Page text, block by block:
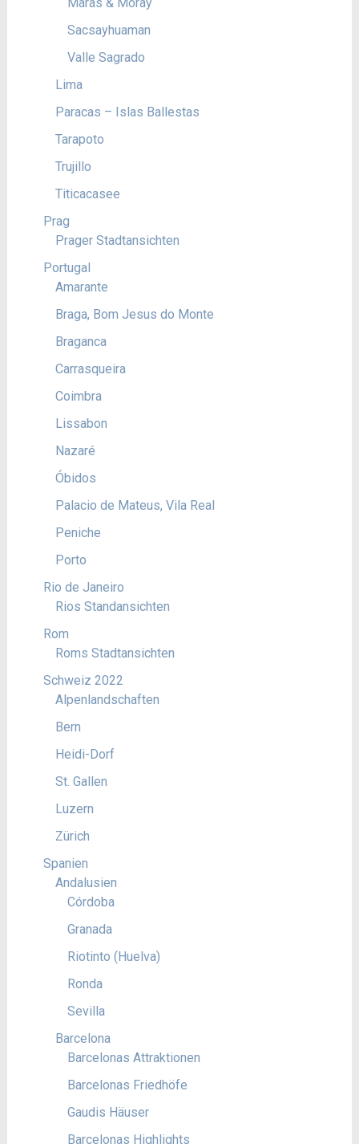
Sacsayhuaman
Valle Sagrado
Lima
Paracas – Islas Ballestas
Tarapoto
Trujillo
Titicacasee
Prag
Prager Stadtansichten
Portugal
Amarante
Braga, Bom Jesus do Monte
Braganca
Carrasqueira
Coimbra
Lissabon
Nazaré
Óbidos
Palacio de Mateus, Vila Real
Peniche
Porto
Rio de Janeiro
Rios Standansichten
Rom
Roms Stadtansichten
Schweiz 2022
Alpenlandschaften
Bern
Heidi-Dorf
St. Gallen
Luzern
Zürich
Spanien
Andalusien
Córdoba
Granada
Riotinto (Huelva)
Ronda
Sevilla
Barcelona
Barcelonas Attraktionen
Barcelonas Friedhöfe
Gaudis Häuser
Barcelonas Highlights